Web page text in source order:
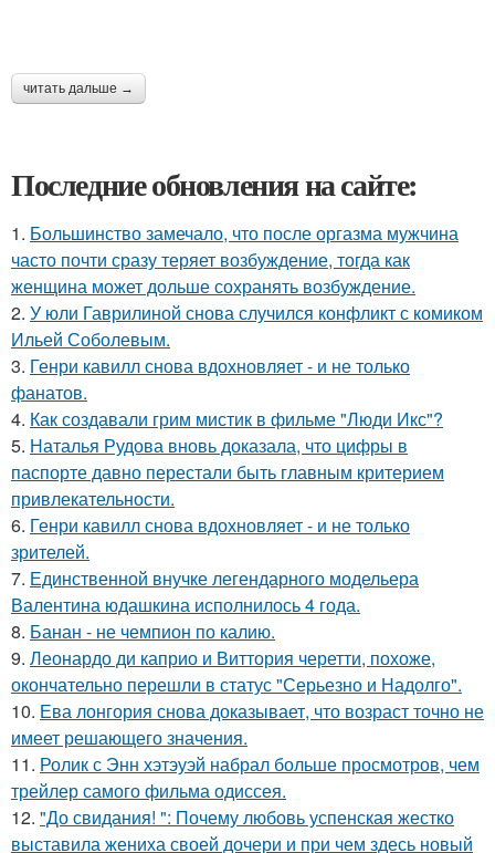
читать дальше →
Последние обновления на сайте:
1. Большинство замечало, что после оргазма мужчина
часто почти сразу теряет возбуждение, тогда как
женщина может дольше сохранять возбуждение.
2. У юли Гаврилиной снова случился конфликт с комиком
Ильей Соболевым.
3. Генри кавилл снова вдохновляет - и не только
фанатов.
4. Как создавали грим мистик в фильме "Люди Икс"?
5. Наталья Рудова вновь доказала, что цифры в
паспорте давно перестали быть главным критерием
привлекательности.
6. Генри кавилл снова вдохновляет - и не только
зрителей.
7. Единственной внучке легендарного модельера
Валентина юдашкина исполнилось 4 года.
8. Банан - не чемпион по калию.
9. Леонардо ди каприо и Виттория черетти, похоже,
окончательно перешли в статус "Серьезно и Надолго".
10. Ева лонгория снова доказывает, что возраст точно не
имеет решающего значения.
11. Ролик с Энн хэтэуэй набрал больше просмотров, чем
трейлер самого фильма одиссея.
12. "До свидания! ": Почему любовь успенская жестко
выставила жениха своей дочери и при чем здесь новый